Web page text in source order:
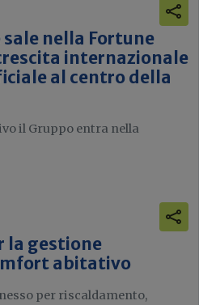
nella Fortune
internazionale
al centro della
il Gruppo entra nella
la gestione
abitativo
per riscaldamento,